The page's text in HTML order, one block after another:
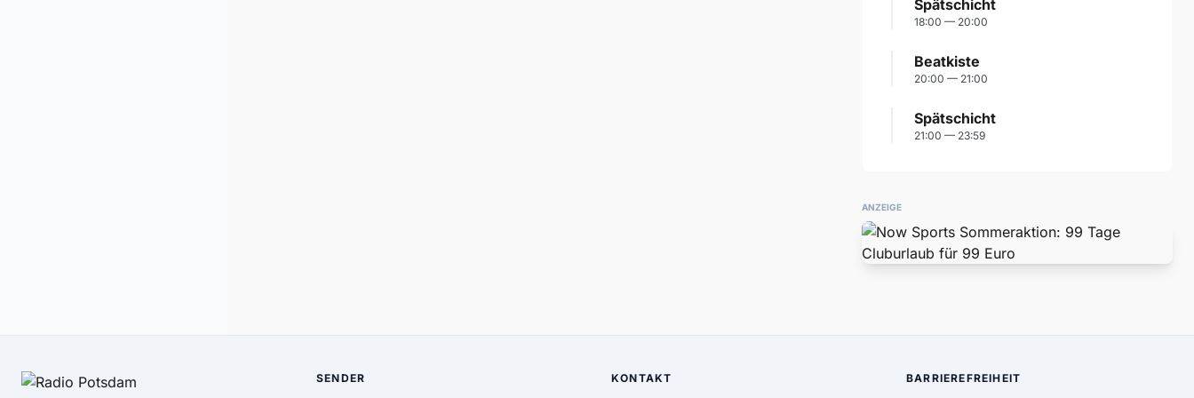
Spätschicht
18:00 — 20:00
Beatkiste
20:00 — 21:00
Spätschicht
21:00 — 23:59
ANZEIGE
SENDER KONTAKT BARRIEREFREIHEIT